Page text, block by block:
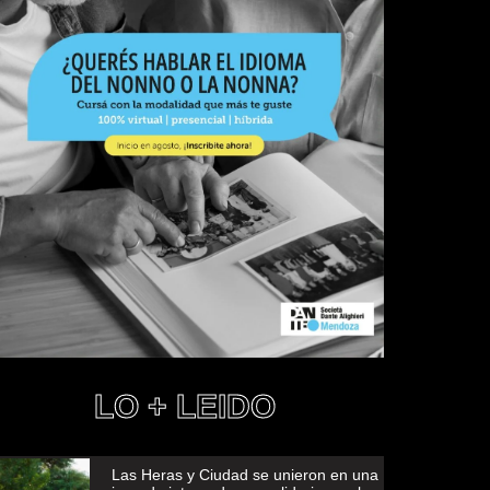
LO + LEIDO
Las Heras y Ciudad se unieron en una